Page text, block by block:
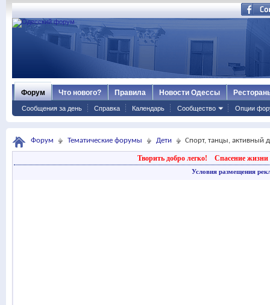
Форум
Сообщения за день Справка Календарь Сообщество Опции
Что нового? Правила Новости Одессы
Форум Тематические форумы Дети Спорт, танцы, активный
Творить добро легко! Спасение жизни
Условия размещения